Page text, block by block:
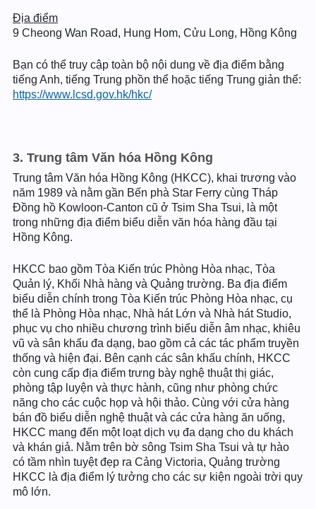
Địa điểm
9 Cheong Wan Road, Hung Hom, Cửu Long, Hồng Kông
Bạn có thể truy cập toàn bộ nội dung về địa điểm bằng
tiếng Anh, tiếng Trung phồn thể hoặc tiếng Trung giản thể:
https://www.lcsd.gov.hk/hkc/
3. Trung tâm Văn hóa Hồng Kông
Trung tâm Văn hóa Hồng Kông (HKCC), khai trương vào
năm 1989 và nằm gần Bến phà Star Ferry cùng Tháp
Đồng hồ Kowloon-Canton cũ ở Tsim Sha Tsui, là một
trong những địa điểm biểu diễn văn hóa hàng đầu tại
Hồng Kông.
HKCC bao gồm Tòa Kiến trúc Phòng Hòa nhạc, Tòa
Quản lý, Khối Nhà hàng và Quảng trường. Ba địa điểm
biểu diễn chính trong Tòa Kiến trúc Phòng Hòa nhạc, cụ
thể là Phòng Hòa nhạc, Nhà hát Lớn và Nhà hát Studio,
phục vụ cho nhiều chương trình biểu diễn âm nhạc, khiêu
vũ và sân khấu đa dạng, bao gồm cả các tác phẩm truyền
thống và hiện đại. Bên cạnh các sân khấu chính, HKCC
còn cung cấp địa điểm trưng bày nghệ thuật thị giác,
phòng tập luyện và thực hành, cũng như phòng chức
năng cho các cuộc họp và hội thảo. Cùng với cửa hàng
bán đồ biểu diễn nghệ thuật và các cửa hàng ăn uống,
HKCC mang đến một loạt dịch vụ đa dạng cho du khách
và khán giả. Nằm trên bờ sông Tsim Sha Tsui và tự hào
có tầm nhìn tuyệt đẹp ra Cảng Victoria, Quảng trường
HKCC là địa điểm lý tưởng cho các sự kiện ngoài trời quy
mô lớn.